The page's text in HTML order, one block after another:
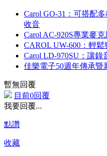
Carol GO-31：可搭配
收音
Carol AC-920S專業麥
CAROL UW-600：輕
Carol LD-970SU：讓
佳樂電子50週年傳承暨
暫無回覆
目前0回覆
我要回覆...
點讚
收藏